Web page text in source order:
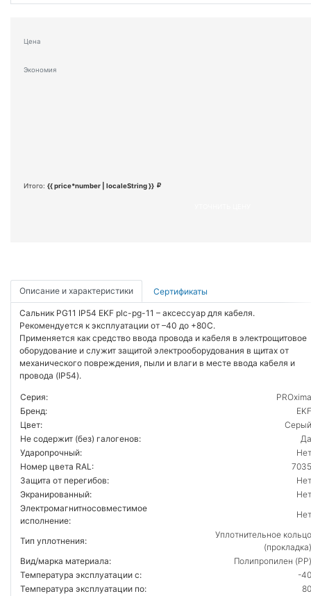
Цена
Экономия
Итого: {{ price*number | localeString }}
Описание и характеристики Сертификаты
Сальник PG11 IP54 EKF plc-pg-11 – аксессуар для кабеля.
Рекомендуется к эксплуатации от –40 до +80С.
Применяется как средство ввода провода и кабеля в электрощитовое
оборудование и служит защитой электрооборудования в щитах от
механического повреждения, пыли и влаги в месте ввода кабеля и
провода (IP54).
Серия:
PROxima
Бренд:
EKF
Цвет:
Серый
Не содержит (без) галогенов:
Да
Ударопрочный:
Нет
Номер цвета RAL:
7035
Защита от перегибов:
Нет
Экранированный:
Нет
Электромагнитносовместимое
исполнение:
Нет
Тип уплотнения:
Уплотнительное кольцо
(прокладка)
Вид/марка материала:
Полипропилен (PP)
Температура эксплуатации с:
-40
Температура эксплуатации по:
80